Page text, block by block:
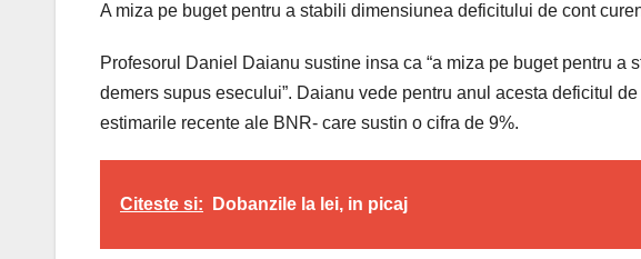
A miza pe buget pentru a stabili dimensiunea deficitului de cont
Profesorul Daniel Daianu sustine insa ca “a miza pe buget pentru
demers supus esecului”. Daianu vede pentru anul acesta deficitul
estimarile recente ale BNR- care sustin o cifra de 9%.
Citeste si: Dobanzile la lei, in picaj